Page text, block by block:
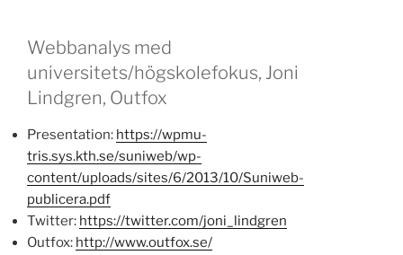
Webbanalys med
universitets/högskolefokus, Joni
Lindgren, Outfox
Presentation: https://wpmu-
tris.sys.kth.se/suniweb/wp-
content/uploads/sites/6/2013/10/Suniweb-
publicera.pdf
Twitter: https://twitter.com/joni_lindgren
Outfox: http://www.outfox.se/